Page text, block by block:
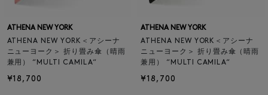
ATHENA NEW YORK
ATHENA NEW YORK＜アシーナ
ニューヨーク＞ 折り畳み傘（晴雨
兼用） “MULTI CAMILA“
¥18,700
ATHENA NEW YORK
ATHENA NEW YORK＜アシーナ
ニューヨーク＞ 折り畳み傘（晴雨
兼用） “MULTI CAMILA“
¥18,700